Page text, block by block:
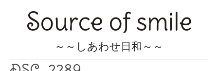
Source of smile
～～しあわせ日和～～